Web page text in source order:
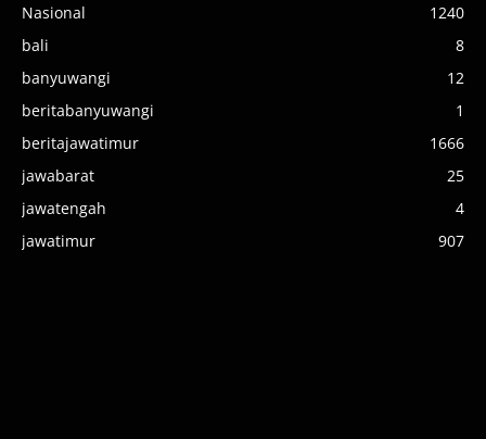
Nasional
1240
bali
8
banyuwangi
12
beritabanyuwangi
1
beritajawatimur
1666
jawabarat
25
jawatengah
4
jawatimur
907